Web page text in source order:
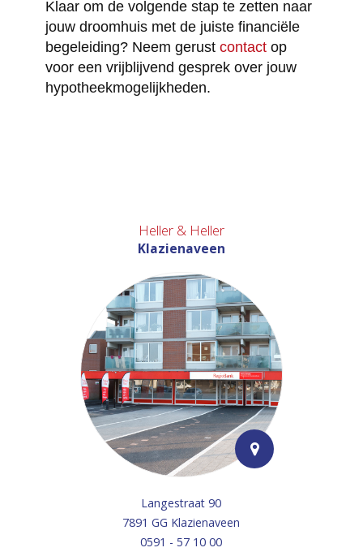
Klaar om de volgende stap te zetten naar
jouw droomhuis met de juiste financiële
begeleiding? Neem gerust contactop
voor een vrijblijvend gesprek over jouw
hypotheekmogelijkheden.
Heller & Heller
Klazienaveen
Langestraat 90
7891 GG Klazienaveen
0591 - 57 10 00